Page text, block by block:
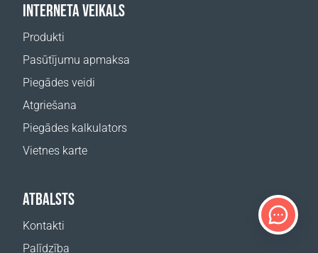
INTERNETA VEIKALS
Produkti
Pasūtījumu apmaksa
Piegādes veidi
Atgriešana
Piegādes kalkulators
Vietnes karte
ATBALSTS
Kontakti
Palīdzība